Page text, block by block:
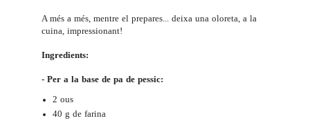
A més a més, mentre el prepares... deixa una oloreta, a la
cuina, impressionant!
Ingredients:
- Per a la base de pa de pessic:
2 ous
40 g de farina